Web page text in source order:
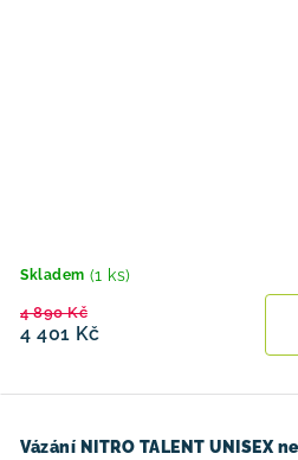
Skladem (1 ks)
4 401 Kč
4 890 Kč
Vázání NITRO TALENT UNISEX